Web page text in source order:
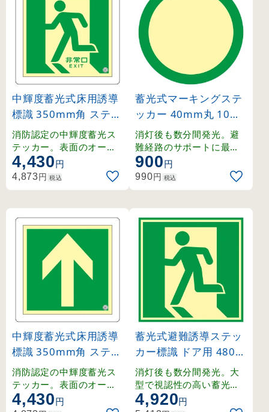
中輝度蓄光式床用誘導
標識 350mm角 ステッ
カータイプ 非常口・左
向き(緑地) (70011)
消防認定の中輝度蓄光ス
テッカー。表面のオーバ
ーラミネート加工で優れ
た耐久性を実現。
4,430円
4,873円 税込
蓄光式マーキングステ
ッカー 40mm丸 10枚
1組 (69004)
消灯後も数分間発光。避
難経路のサポートに最適
な丸型ステッカー。
900円
990円 税込
中輝度蓄光式床用誘導
標識 350mm角 ステッ
カータイプ 矢印のみ(
緑地) (70013)
消防認定の中輝度蓄光ス
テッカー。表面のオーバ
ーラミネート加工で優れ
4,430円
蓄光式避難誘導ステッ
カー標識 ドア用 480m
m角 (69005)
消灯後も数分間発光。大
型で視認性の高い蓄光ス
テッカー標識。
4,920円